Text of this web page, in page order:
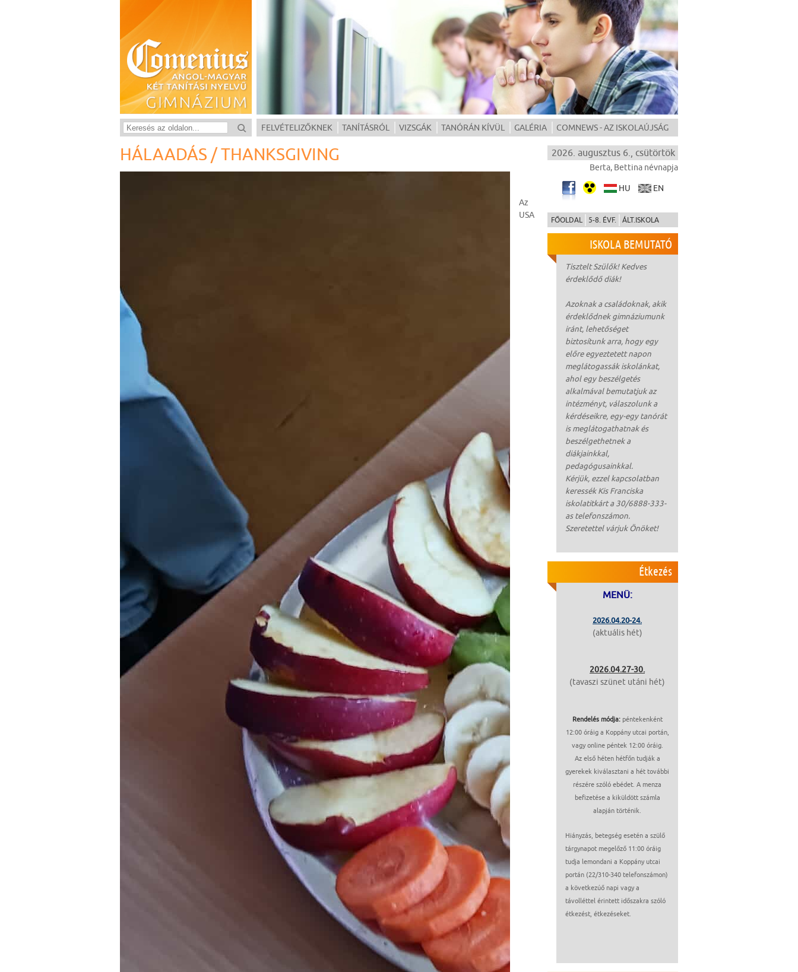
FELVÉTELIZŐKNEK TANÍTÁSRÓL VIZSGÁK TANÓRÁN KÍVÜL GALÉRIA COMNEWS - AZ ISKOLAÚJSÁG
HÁLAADÁS / THANKSGIVING
Az
USA
2026. augusztus 6., csütörtök
Berta, Bettina névnapja
HU EN
FŐOLDAL 5-8. ÉVF. ÁLT.ISKOLA
ISKOLA BEMUTATÓ
Tisztelt Szülők! Kedves
érdeklődő diák!
Azoknak a családoknak, akik
érdeklődnek gimnáziumunk
iránt, lehetőséget
biztosítunk arra, hogy egy
előre egyeztetett napon
meglátogassák iskolánkat,
ahol egy beszélgetés
alkalmával bemutatjuk az
intézményt, válaszolunk a
kérdéseikre, egy-egy tanórát
is meglátogathatnak és
beszélgethetnek a
diákjainkkal,
pedagógusainkkal.
Kérjük, ezzel kapcsolatban
keressék Kis Franciska
iskolatitkárt a 30/6888-333-
as telefonszámon.
Szeretettel várjuk Önöket!
Étkezés
MENÜ:
2026.04.20-24.
(aktuális hét)
2026.04.27-30.
(tavaszi szünet utáni hét)
Rendelés módja:péntekenként
12:00 óráig a Koppány utcai portán,
vagy online péntek 12:00 óráig.
Az első héten hétfőn tudják a
gyerekek kiválasztani a hét további
részére szóló ebédet. A menza
befizetése a kiküldött számla
alapján történik.
Hiányzás, betegség esetén a szülő
tárgynapot megelőző 11:00 óráig
tudja lemondani a Koppány utcai
portán (22/310-340 telefonszámon)
a következúő napi vagy a
távolléttel érintett időszakra szóló
étkezést, étkezéseket.